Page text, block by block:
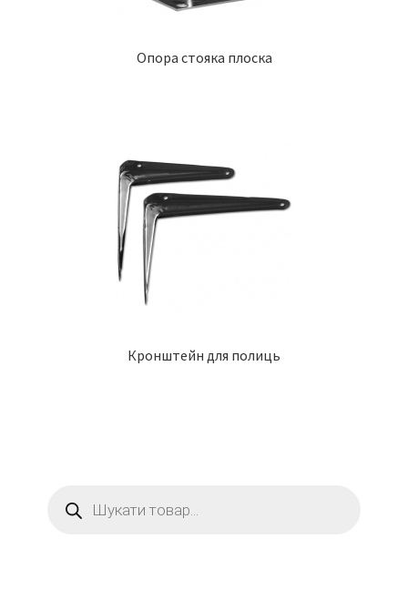
Опора стояка плоска
Кронштейн для полиць
товарів